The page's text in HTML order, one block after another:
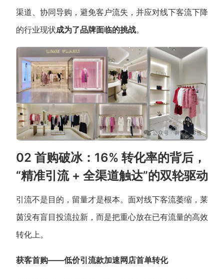
渠道、协同导购，避免客户流失，并应对线下客流下降
的行业现状成为了品牌面临的挑战。
02 首购破冰：16% 转化率的背后，
“精准引流 + 全渠道触达”的双轮驱动
引流不是目的，留量才是根本。面对线下客流萎缩，莱
茵没有盲目投流拉新，而是把重心放在已有流量的高效
转化上。
获客首购——低价引流款加速网店首单转化